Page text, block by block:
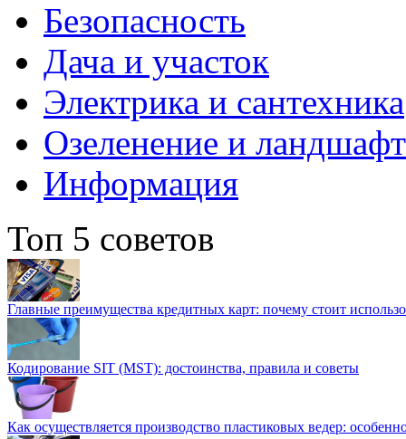
Безопасность
Дача и участок
Электрика и сантехника
Озеленение и
Информация
Топ 5 советов
Главные преимущества кредитных карт: почему стоит
Кодирование SIT (MST): достоинства, правила и советы
Как осуществляется производство пластиковых ведер: